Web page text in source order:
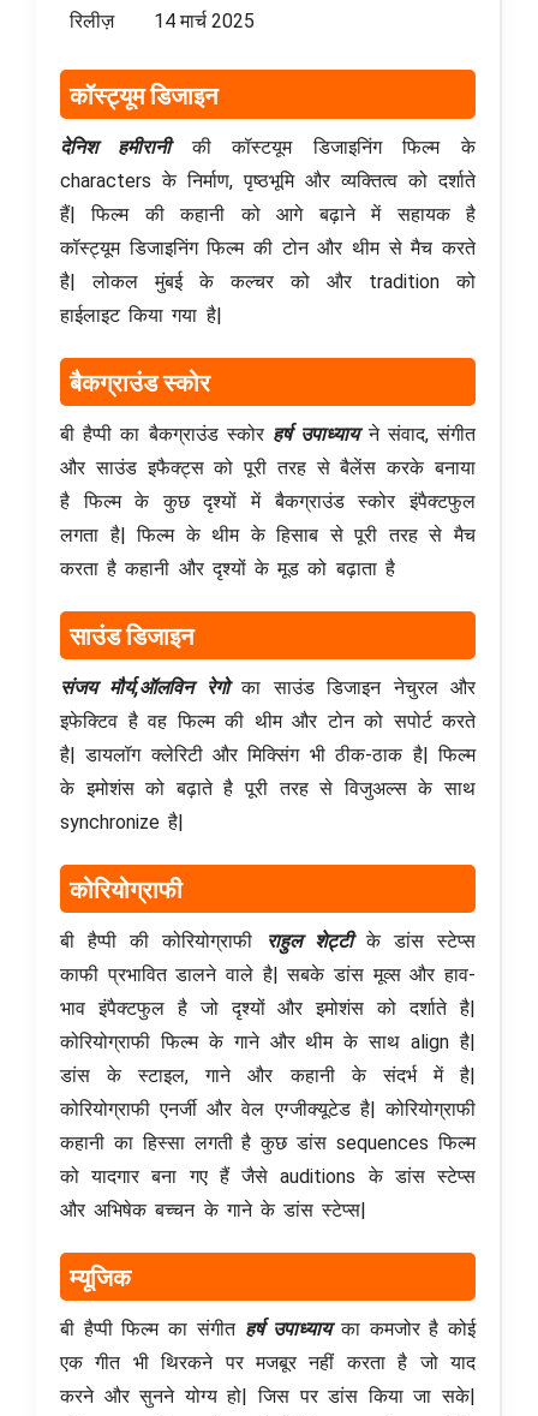
रिलीज़ 14 मार्च 2025
कॉस्ट्यूम डिजाइन
देनिश हमीरानीकी कॉस्टयूम डिजाइनिंग फिल्म के
characters के निर्माण, पृष्ठभूमि और व्यक्तित्व को दर्शाते
हैं| फिल्म की कहानी को आगे बढ़ाने में सहायक है
कॉस्ट्यूम डिजाइनिंग फिल्म की टोन और थीम से मैच करते
है| लोकल मुंबई के कल्चर को और tradition को
हाईलाइट किया गया है|
बैकग्राउंड स्कोर
बी हैप्पी का बैकग्राउंड स्कोर हर्ष उपाध्यायने संवाद, संगीत
और साउंड इफैक्ट्स को पूरी तरह से बैलेंस करके बनाया
है फिल्म के कुछ दृश्यों में बैकग्राउंड स्कोर इंपैक्टफुल
लगता है| फिल्म के थीम के हिसाब से पूरी तरह से मैच
करता है कहानी और दृश्यों के मूड को बढ़ाता है
साउंड डिजाइन
संजय मौर्य,ऑलविन रेगोका साउंड डिजाइन नेचुरल और
इफेक्टिव है वह फिल्म की थीम और टोन को सपोर्ट करते
है| डायलॉग क्लेरिटी और मिक्सिंग भी ठीक-ठाक है| फिल्म
के इमोशंस को बढ़ाते है पूरी तरह से विजुअल्स के साथ
synchronize है|
कोरियोग्राफी
बी हैप्पी की कोरियोग्राफी राहुल शेट्टीके डांस स्टेप्स
काफी प्रभावित डालने वाले है| सबके डांस मूव्स और हाव-
भाव इंपैक्टफुल है जो दृश्यों और इमोशंस को दर्शाते है|
कोरियोग्राफी फिल्म के गाने और थीम के साथ align है|
डांस के स्टाइल, गाने और कहानी के संदर्भ में है|
कोरियोग्राफी एनर्जी और वेल एग्जीक्यूटेड है| कोरियोग्राफी
कहानी का हिस्सा लगती है कुछ डांस sequences फिल्म
को यादगार बना गए हैं जैसे auditions के डांस स्टेप्स
और अभिषेक बच्चन के गाने के डांस स्टेप्स|
म्यूजिक
बी हैप्पी फिल्म का संगीत हर्ष उपाध्यायका कमजोर है कोई
एक गीत भी थिरकने पर मजबूर नहीं करता है जो याद
करने और सुनने योग्य हो| जिस पर डांस किया जा सके|